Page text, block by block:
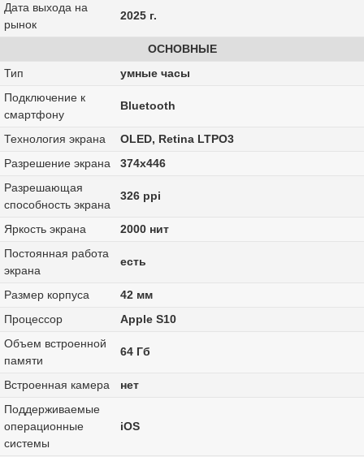
Дата выхода на
рынок
2025 г.
ОСНОВНЫЕ
Тип
умные часы
Подключение к
смартфону
Bluetooth
Технология экрана
OLED, Retina LTPO3
Разрешение экрана
374х446
Разрешающая
способность экрана
326 ppi
Яркость экрана
2000 нит
Постоянная работа
экрана
есть
Размер корпуса
42 мм
Процессор
Apple S10
Объем встроенной
памяти
64 Гб
Встроенная камера
нет
Поддерживаемые
операционные
системы
iOS